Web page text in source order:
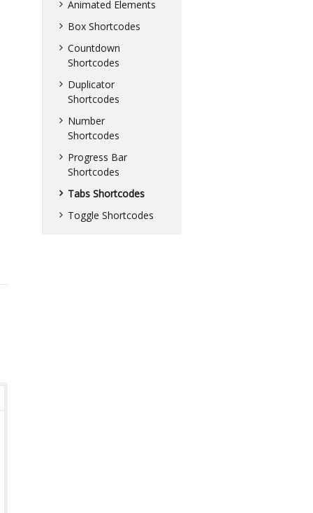
Animated Elements
Box Shortcodes
Countdown
Shortcodes
Duplicator
Shortcodes
Number
Shortcodes
Progress Bar
Shortcodes
Tabs Shortcodes
Toggle Shortcodes